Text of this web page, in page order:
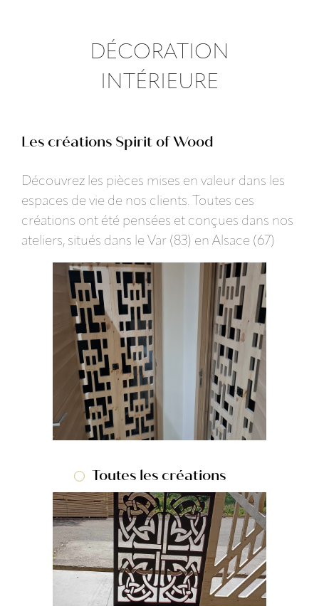
DÉCORATION
INTÉRIEURE
Les créations Spirit of Wood
Découvrez les pièces mises en valeur dans les
espaces de vie de nos clients. Toutes ces
créations ont été pensées et conçues dans nos
ateliers, situés dans le Var (83) en Alsace (67)
Toutes les créations